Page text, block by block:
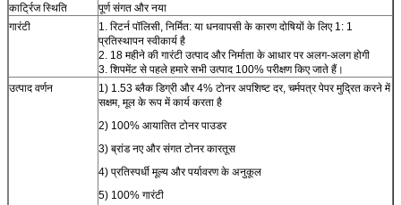
कार्ट्रिज स्थिति
पूर्ण संगत और नया
गारंटी
1. रिटर्न पॉलिसी, निर्मित: या धनवापसी के कारण दोषियों के लिए 1: 1
प्रतिस्थापन स्वीकार्य है
2. 18 महीने की गारंटी उत्पाद और निर्माता के आधार पर अलग-अलग होगी
3. शिपमेंट से पहले हमारे सभी उत्पाद 100% परीक्षण किए जाते हैं।
उत्पाद वर्णन
1) 1.53 ब्लैक डिग्री और 4% टोनर अपशिष्ट दर, चर्मपत्र पेपर मुद्रित करने में
सक्षम, मूल के रूप में कार्य करता है
2) 100% आयातित टोनर पाउडर
3) ब्रांड नए और संगत टोनर कारतूस
4) प्रतिस्पर्धी मूल्य और पर्यावरण के अनुकूल
5) 100% गारंटी